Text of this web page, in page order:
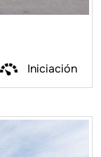
Iniciación